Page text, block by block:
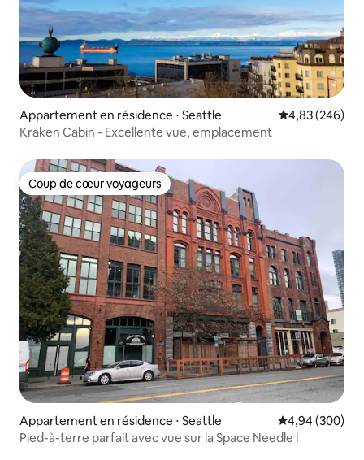
Appartement en résidence ⋅ Seattle Évaluation
4,83 (246)
Kraken Cabin - Excellente vue, emplacement
Coup de cœur voyageurs
Coup de cœur voyageurs
Appartement en résidence ⋅ Seattle Évaluation
4,94 (300)
Pied-à-terre parfait avec vue sur la Space Needle !